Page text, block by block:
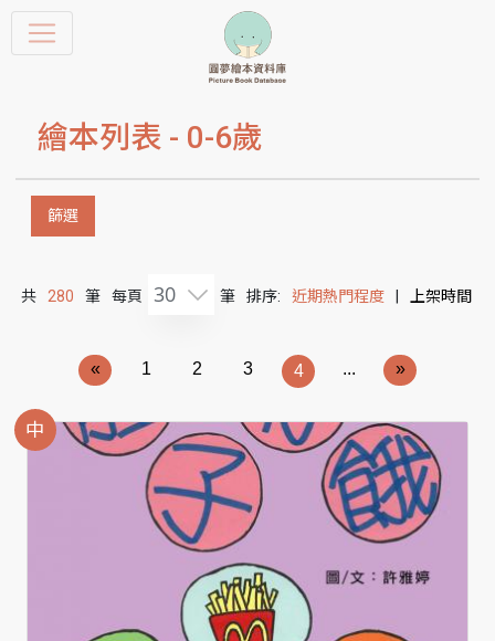
繪本列表 - 0-6歲
篩選
共 280 筆 每頁 30 筆 排序: 近期熱門程度 上架時間
« 1 2 3 4 ... »
中